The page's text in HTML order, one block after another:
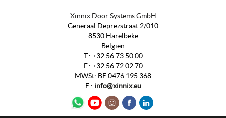
Xinnix Door Systems GmbH
Generaal Deprezstraat 2/010
8530 Harelbeke
Belgien
T.: +32 56 73 50 00
F.: +32 56 72 02 70
MWSt: BE 0476.195.368
E.: info@xinnix.eu